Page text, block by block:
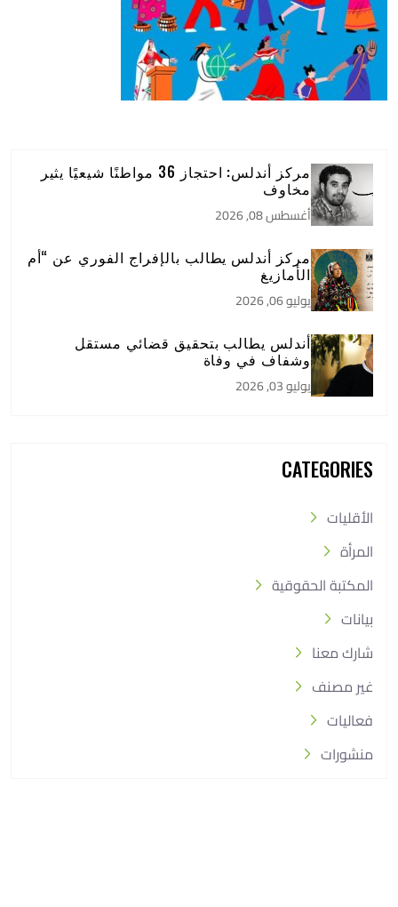
مركز أندلس: احتجاز 36 مواطنًا شيعيًا يثير
مخاوف
أغسطس 08, 2026
مركز أندلس يطالب بالإفراج الفوري عن “أم
الأمازيغ
يوليو 06, 2026
أندلس يطالب بتحقيق قضائي مستقل
وشفاف في وفاة
يوليو 03, 2026
CATEGORIES
الأقليات
المرأة
المكتبة الحقوقية
بيانات
شارك معنا
غير مصنف
فعاليات
منشورات